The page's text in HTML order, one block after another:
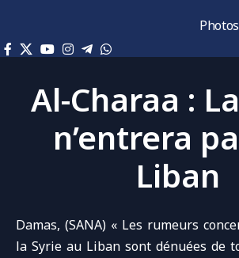
Photos
Al-Charaa :
n’entrera
Liban
Damas, (SANA) « Les rumeurs
la Syrie au Liban sont dénuées de